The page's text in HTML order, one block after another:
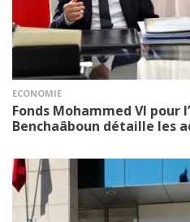
ECONOMIE
Fonds Mohammed VI pour
Benchaâboun détaille les